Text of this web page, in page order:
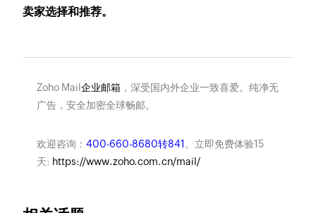
卖家选择和推荐。
Zoho Mail企业邮箱，深受国内外企业一致喜爱。纯净无
广告，安全加密全球畅邮。
欢迎咨询： 400-660-8680转841 。立即免费体验15
天: https://www.zoho.com.cn/mail/